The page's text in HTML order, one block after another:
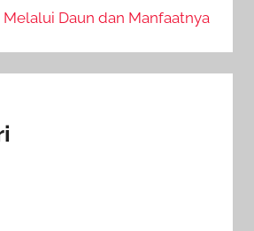
Daun dan Manfaatnya